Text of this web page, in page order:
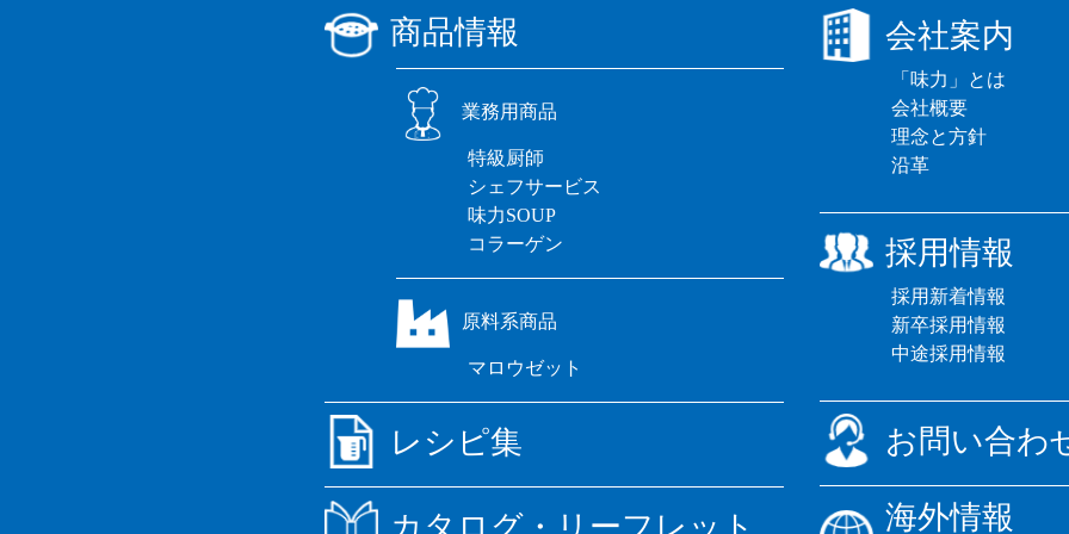
商品情報
業務用商品
特級厨師
シェフサービス
味力SOUP
コラーゲン
原料系商品
マロウゼット
レシピ集
カタログ・リーフレット
会社案内
「味力」とは
会社概要
理念と方針
沿革
採用情報
採用新着情報
新卒採用情報
中途採用情報
お問い合わ
海外情報